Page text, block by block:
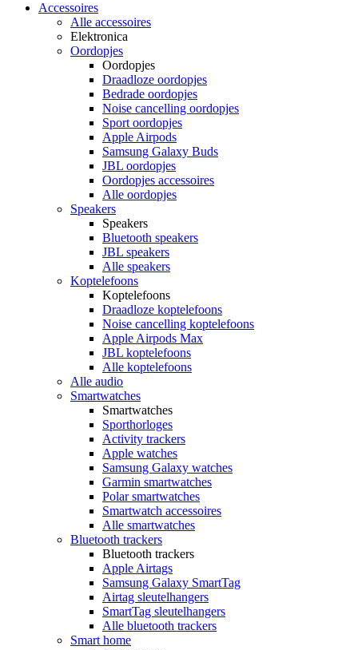
Accessoires
Alle accessoires
Elektronica
Oordopjes
Oordopjes
Draadloze oordopjes
Bedrade oordopjes
Noise cancelling oordopjes
Sport oordopjes
Apple Airpods
Samsung Galaxy Buds
JBL oordopjes
Oordopjes accessoires
Alle oordopjes
Speakers
Speakers
Bluetooth speakers
JBL speakers
Alle speakers
Koptelefoons
Koptelefoons
Draadloze koptelefoons
Noise cancelling koptelefoons
Apple Airpods Max
JBL koptelefoons
Alle koptelefoons
Alle audio
Smartwatches
Smartwatches
Sporthorloges
Activity trackers
Apple watches
Samsung Galaxy watches
Garmin smartwatches
Polar smartwatches
Smartwatch accessoires
Alle smartwatches
Bluetooth trackers
Bluetooth trackers
Apple Airtags
Samsung Galaxy SmartTag
Airtag sleutelhangers
SmartTag sleutelhangers
Alle bluetooth trackers
Smart home